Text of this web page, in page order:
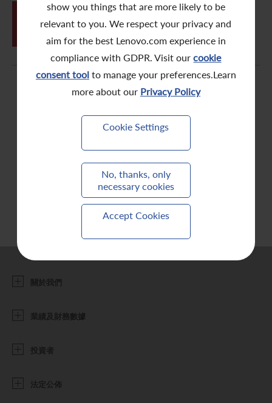
show you things that are more likely to be
relevant to you. We respect your privacy and
aim for the best Lenovo.com experience in
compliance with GDPR. Visit ourcookie
consent toolto manage your preferences.Learn
more about our Privacy Policy
Cookie Settings
No, thanks, only
necessary cookies
Accept Cookies
獎項與嘉許
股份購回報告 (於二零零八年七月四日或之前)
公告 (補發已遺失的股份證明書)
附屬公司董事名單
26
購回股份及發行股份的一般授權、重選
董事及股東週年大會通告
關於我們
業績及財務數據
投資者
法定公佈